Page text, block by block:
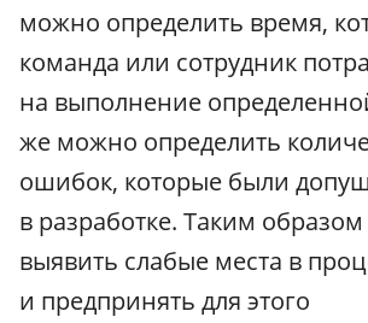
можно определить время,
команда или сотрудник
на выполнение
же можно определить
ошибок, которые были
в разработке. Таким образом
выявить слабые места в
и предпринять для этого